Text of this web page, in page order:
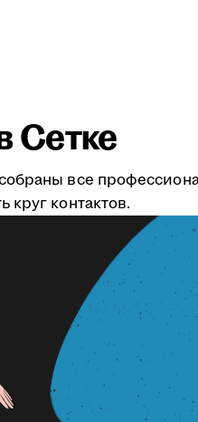
Сетке
все
контактов.